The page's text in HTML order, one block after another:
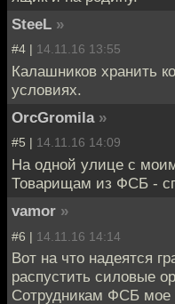
SteeL »
#4 | 14.11.16 13:55
Калашников хранить
условиях.
OrcGromila »
#5 | 14.11.16 14:09
На одной улице с
Товарищам из ФСБ -
vamor »
#6 | 14.11.16 14:14
Вот на что надеятся
распустить силовые
Сотрудникам ФСБ мое